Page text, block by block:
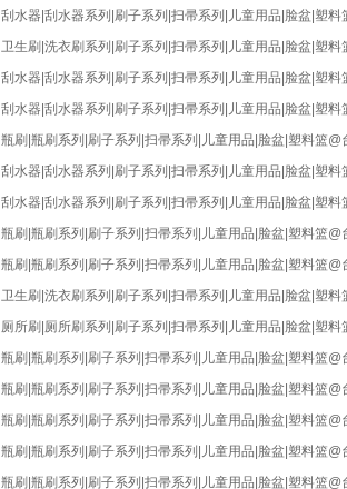
刮水器|刮水器系列|刷子系列|扫帚系列|儿童用品|脸盆|塑
卫生刷|洗衣刷系列|刷子系列|扫帚系列|儿童用品|脸盆|塑
刮水器|刮水器系列|刷子系列|扫帚系列|儿童用品|脸盆|塑
刮水器|刮水器系列|刷子系列|扫帚系列|儿童用品|脸盆|塑
瓶刷|瓶刷系列|刷子系列|扫帚系列|儿童用品|脸盆|塑料篮
刮水器|刮水器系列|刷子系列|扫帚系列|儿童用品|脸盆|塑
刮水器|刮水器系列|刷子系列|扫帚系列|儿童用品|脸盆|塑
瓶刷|瓶刷系列|刷子系列|扫帚系列|儿童用品|脸盆|塑料篮
瓶刷|瓶刷系列|刷子系列|扫帚系列|儿童用品|脸盆|塑料篮
卫生刷|洗衣刷系列|刷子系列|扫帚系列|儿童用品|脸盆|塑
厕所刷|厕所刷系列|刷子系列|扫帚系列|儿童用品|脸盆|塑
瓶刷|瓶刷系列|刷子系列|扫帚系列|儿童用品|脸盆|塑料篮
瓶刷|瓶刷系列|刷子系列|扫帚系列|儿童用品|脸盆|塑料篮
瓶刷|瓶刷系列|刷子系列|扫帚系列|儿童用品|脸盆|塑料篮
瓶刷|瓶刷系列|刷子系列|扫帚系列|儿童用品|脸盆|塑料篮
瓶刷|瓶刷系列|刷子系列|扫帚系列|儿童用品|脸盆|塑料篮